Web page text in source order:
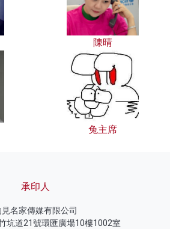
陳晴
兔主席
承印人
見名家傳媒有限公司
坑道21號環匯廣場10樓1002室